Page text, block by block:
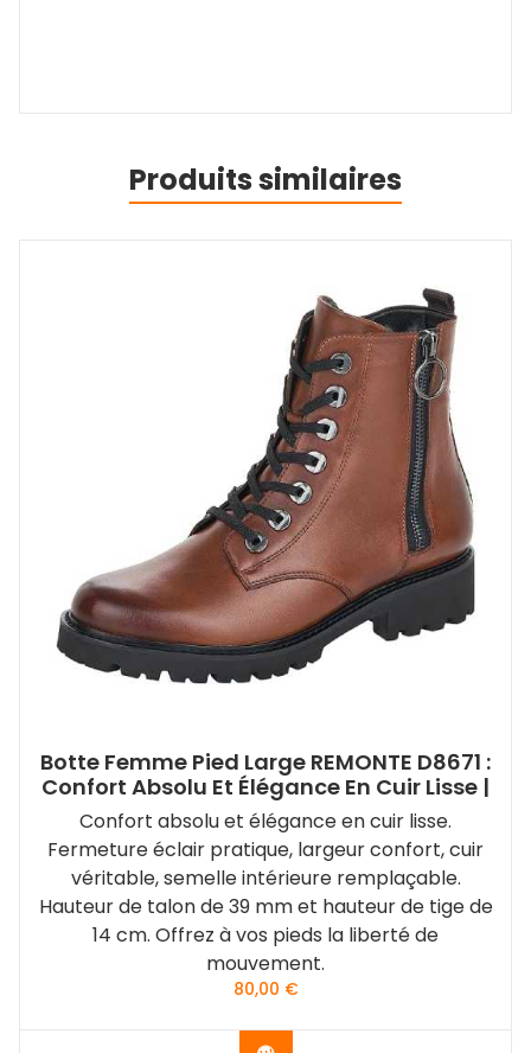
Produits similaires
Botte Femme Pied Large REMONTE D8671 :
Confort Absolu Et Élégance En Cuir Lisse |
Confort absolu et élégance en cuir lisse.
Fermeture éclair pratique, largeur confort, cuir
véritable, semelle intérieure remplaçable.
Hauteur de talon de 39 mm et hauteur de tige de
14 cm. Offrez à vos pieds la liberté de
mouvement.
80,00 €